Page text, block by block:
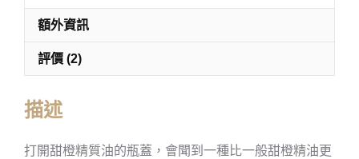
額外資訊
評價 (2)
描述
打開甜橙精質油的瓶蓋，會聞到一種比一般甜橙精油更